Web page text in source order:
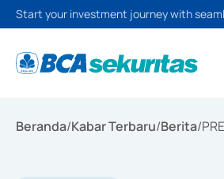
Start your investment journey with
Beranda/Kabar Terbaru/Berita/